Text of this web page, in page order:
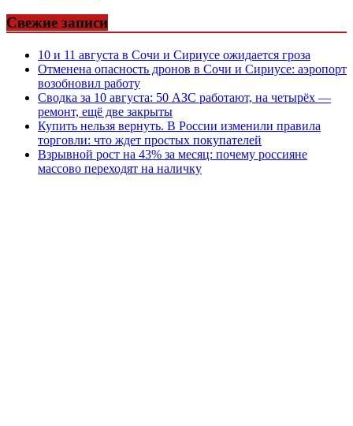
Свежие записи
10 и 11 августа в Сочи и Сириусе ожидается гроза
Отменена опасность дронов в Сочи и Сириусе: аэропорт
возобновил работу
Сводка за 10 августа: 50 АЗС работают, на четырёх —
ремонт, ещё две закрыты
Купить нельзя вернуть. В России изменили правила
торговли: что ждет простых покупателей
Взрывной рост на 43% за месяц: почему россияне
массово переходят на наличку